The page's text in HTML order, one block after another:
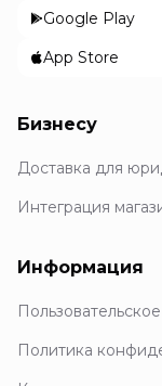
Google Play
App Store
Бизнесу
Доставка для
Интеграция
Информация
Политика